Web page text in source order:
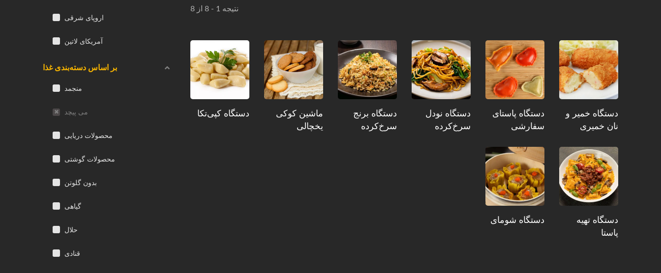
اروپای شرقی
آمریکای لاتین
بر اساس دسته‌بندی غذا
منجمد
می پیچد
محصولات دریایی
محصولات گوشتی
بدون گلوتن
گیاهی
حلال
قنادی
نتیجه 1 - 8 از 8
دستگاه خمیر و
نان خمیری
دستگاه پاستای
سفارشی
دستگاه نودل
سرخ‌کرده
دستگاه برنج
سرخ‌کرده
ماشین کوکی
یخچالی
دستگاه کپی‌تکا
دستگاه تهیه
پاستا
دستگاه شومای